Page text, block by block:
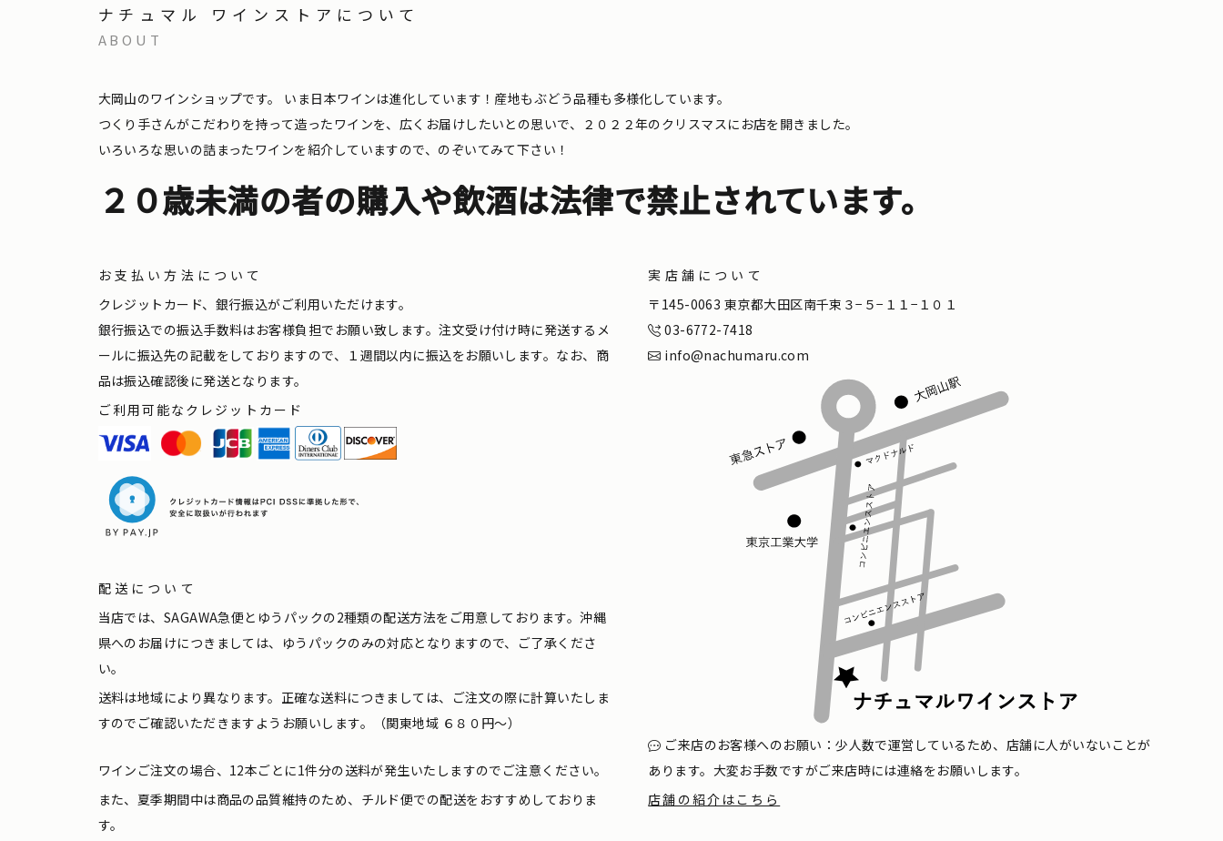
ナチュマル ワインストアについて
ABOUT
大岡山のワインショップです。
いま日本ワインは進化しています！産地もぶどう品種も多様化しています。
つくり手さんがこだわりを持って造ったワインを、広くお届けしたいとの思いで、２０２２年のクリスマスにお店を開きました。
いろいろな思いの詰まったワインを紹介していますので、のぞいてみて下さい！
２０歳未満の者の購入や飲酒は法律で禁止されています。
お支払い方法について
クレジットカード、銀行振込がご利用いただけます。
銀行振込での振込手数料はお客様負担でお願い致します。注文受け付け時に発送するメ
ールに振込先の記載をしておりますので、１週間以内に振込をお願いします。なお、商
品は振込確認後に発送となります。
ご利用可能なクレジットカード
配送について
当店では、SAGAWA急便とゆうパックの2種類の配送方法をご用意しております。沖縄
県へのお届けにつきましては、ゆうパックのみの対応となりますので、ご了承くださ
い。
送料は地域により異なります。正確な送料につきましては、ご注文の際に計算いたしま
すのでご確認いただきますようお願いします。（関東地域 ６８０円〜）
ワインご注文の場合、12本ごとに1件分の送料が発生いたしますのでご注意ください。
また、夏季期間中は商品の品質維持のため、チルド便での配送をおすすめしておりま
す。
実店舗について
〒145-0063 東京都大田区南千束３−５−１１−１０１
03-6772-7418
info@nachumaru.com
ご来店のお客様へのお願い：少人数で運営しているため、店舗に人がいないことが
あります。大変お手数ですがご来店時には連絡をお願いします。
店舗の紹介はこちら